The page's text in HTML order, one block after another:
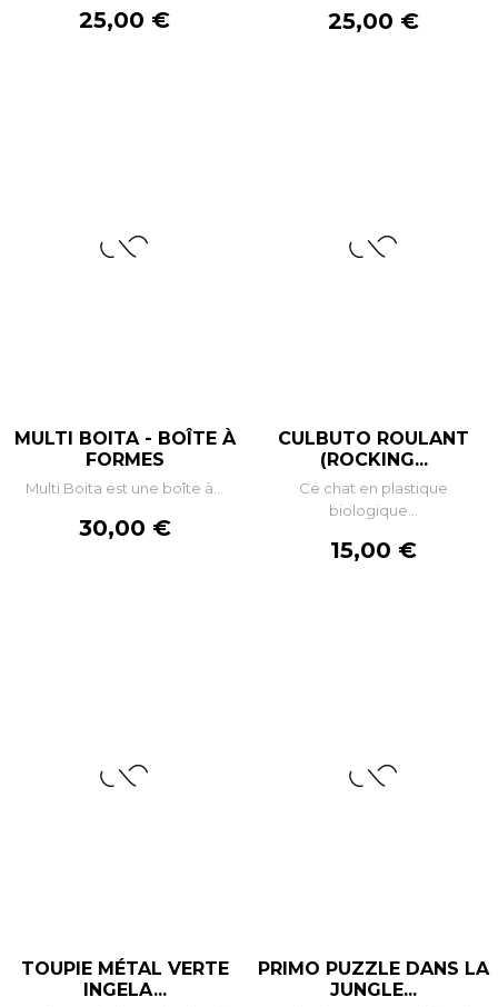
Prix
25,00 € Prix
25,00 €
MULTI BOITA - BOÎTE À
FORMES
Multi Boita est une boîte à...
Prix
30,00 €
CULBUTO ROULANT
(ROCKING...
Ce chat en plastique
biologique...
Prix
15,00 €
TOUPIE MÉTAL VERTE
INGELA...
PRIMO PUZZLE DANS LA
JUNGLE...